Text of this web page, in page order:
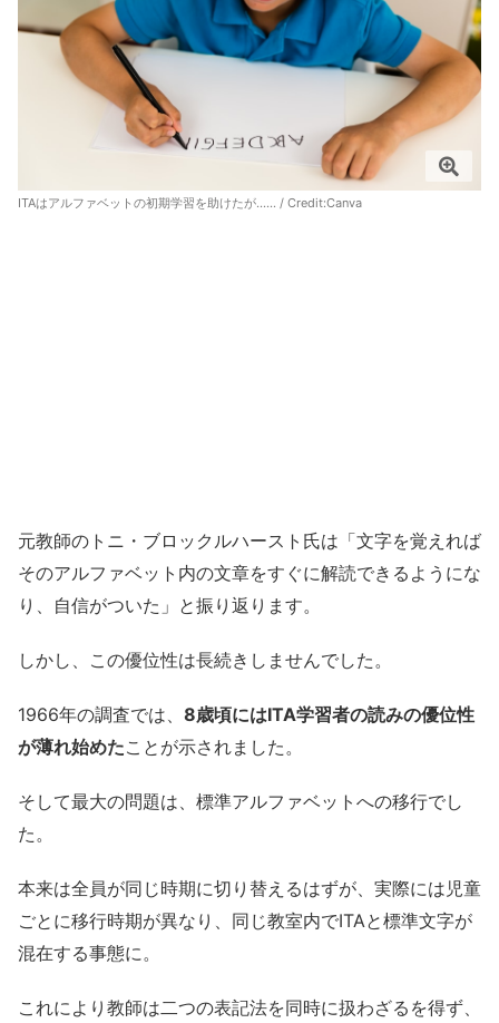
ITAはアルファベットの初期学習を助けたが…… / Credit:Canva
元教師のトニ・ブロックルハースト氏は「文字を覚えれば
そのアルファベット内の文章をすぐに解読できるようにな
り、自信がついた」と振り返ります。
しかし、この優位性は長続きしませんでした。
1966年の調査では、 8歳頃にはITA学習者の読みの優位性
が薄れ始めたことが示されました。
そして最大の問題は、標準アルファベットへの移行でし
た。
本来は全員が同じ時期に切り替えるはずが、実際には児童
ごとに移行時期が異なり、同じ教室内でITAと標準文字が
混在する事態に。
これにより教師は二つの表記法を同時に扱わざるを得ず、